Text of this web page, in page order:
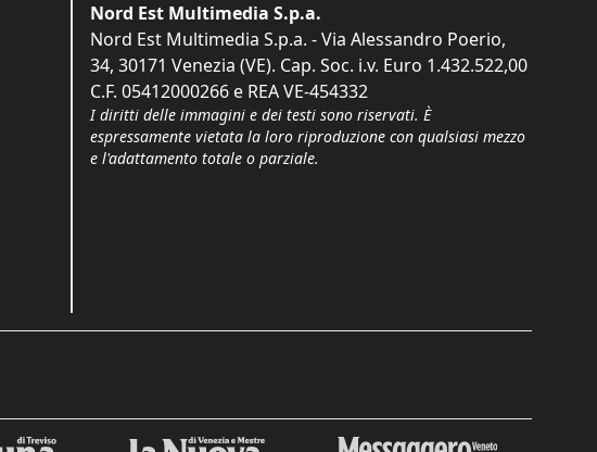
Nord Est Multimedia S.p.a.
Nord Est Multimedia S.p.a. - Via Alessandro Poerio,
34, 30171 Venezia (VE). Cap. Soc. i.v. Euro 1.432.522,00
C.F. 05412000266 e REA VE-454332
I diritti delle immagini e dei testi sono riservati. È
espressamente vietata la loro riproduzione con qualsiasi mezzo
e l'adattamento totale o parziale.